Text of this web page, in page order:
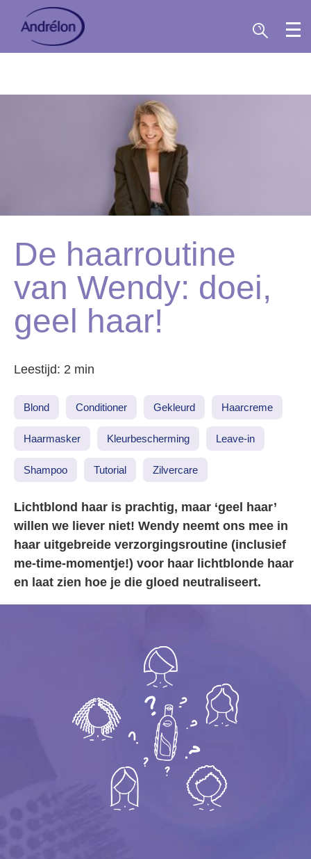
De haarroutine
van Wendy: doei,
geel haar!
Leestijd: 2 min
Blond Conditioner Gekleurd Haarcreme
Haarmasker Kleurbescherming Leave-in
Shampoo Tutorial Zilvercare
Lichtblond haar is prachtig, maar ‘geel haar’
willen we liever niet! Wendy neemt ons mee in
haar uitgebreide verzorgingsroutine (inclusief
me-time-momentje!) voor haar lichtblonde haar
en laat zien hoe je die gloed neutraliseert.